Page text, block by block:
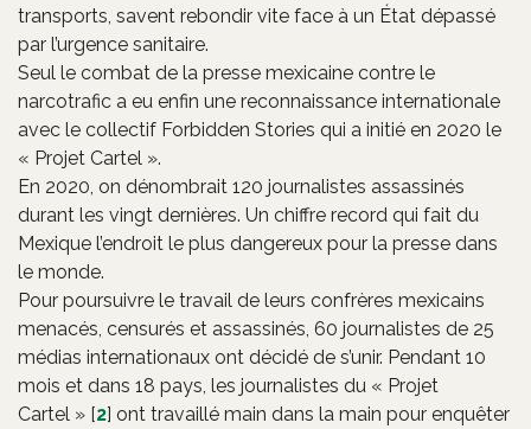
transports, savent rebondir vite face à un État dépassé
par l’urgence sanitaire.
Seul le combat de la presse mexicaine contre le
narcotrafic a eu enfin une reconnaissance internationale
avec le collectif Forbidden Stories qui a initié en 2020 le
« Projet Cartel ».
En 2020, on dénombrait 120 journalistes assassinés
durant les vingt dernières. Un chiffre record qui fait du
Mexique l’endroit le plus dangereux pour la presse dans
le monde.
Pour poursuivre le travail de leurs confrères mexicains
menacés, censurés et assassinés, 60 journalistes de 25
médias internationaux ont décidé de s’unir. Pendant 10
mois et dans 18 pays, les journalistes du « Projet
Cartel » [2] ont travaillé main dans la main pour enquêter